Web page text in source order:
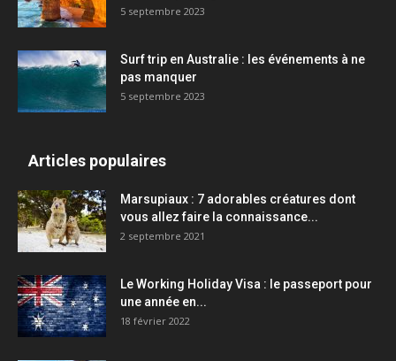
5 septembre 2023
Surf trip en Australie : les événements à ne
pas manquer
5 septembre 2023
Articles populaires
Marsupiaux : 7 adorables créatures dont
vous allez faire la connaissance...
2 septembre 2021
Le Working Holiday Visa : le passeport pour
une année en...
18 février 2022